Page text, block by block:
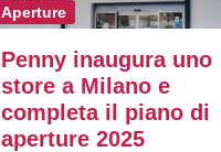
Aperture
Penny inaugura uno
store a Milano e
completa il piano di
aperture 2025